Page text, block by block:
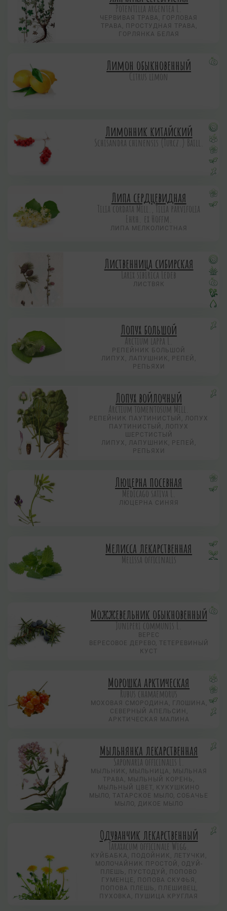
Potentilla argentea L.
ЧЕРВИВАЯ ТРАВА, ГОРЛОВАЯ
ТРАВА, ПРОСТУДНАЯ ТРАВА,
ГОРЛЯНКА БЕЛАЯ
Лимон обыкновенный
Citrus limon
Лимонник китайский
Schisandra chinensis (Turcz.) Baill.
Липа сердцевидная
Tilia cordata Mill., Tilia parvifolia
Ehrh. ex Hoffm.
ЛИПА МЕЛКОЛИСТНАЯ
Лиственница сибирская
Larix sibirica Ledeb
ЛИСТВЯК
Лопух большой
Arctium lappa L.
РЕПЕЙНИК БОЛЬШОЙ
ЛИПУХ, ЛАПУШНИК, РЕПЕЙ,
РЕПЬЯХИ
Лопух войлочный
Arctium tomentosum Mill.
РЕПЕЙНИК ПАУТИНИСТЫЙ, ЛОПУХ
ПАУТИНИСТЫЙ, ЛОПУХ
ШЕРСТИСТЫЙ
ЛИПУХ, ЛАПУШНИК, РЕПЕЙ,
РЕПЬЯХИ
Люцерна посевная
Medicago sativa L.
ЛЮЦЕРНА СИНЯЯ
Мелисса лекарственная
Melissa officinalis
Можжевельник обыкновенный
Juniperi communis L.
ВЕРЕС
ВЕРЕСОВОЕ ДЕРЕВО, ТЕТЕРЕВИНЫЙ
КУСТ
Морошка арктическая
Rubus chamaemorus
МОХОВАЯ СМОРОДИНА, ГЛОШИНА,
СЕВЕРНЫЙ АПЕЛЬСИН,
АРКТИЧЕСКАЯ МАЛИНА
Мыльнянка лекарственная
Saponaria officinalis L.
МЫЛЬНИК, МЫЛЬНИЦА, МЫЛЬНАЯ
ТРАВА, МЫЛЬНЫЙ КОРЕНЬ,
МЫЛЬНЫЙ ЦВЕТ, КУКУШКИНО
МЫЛО, ТАТАРСКОЕ МЫЛО, СОБАЧЬЕ
МЫЛО, ДИКОЕ МЫЛО
Одуванчик лекарственный
Taraxacum officinale Wigg.
КУЙБАБКА, ПОДОЙНИК, ЛЕТУЧКИ,
МОЛОЧАЙНИК ПРОСТОЙ, ОДУЙ-
ПЛЕШЬ, ПУСТОДУЙ, ПОПОВО
ГУМЕНЦЕ, ПОПОВА СКУФЬЯ,
ПОПОВА ПЛЕШЬ, ПЛЕШИВЕЦ,
ПУХОВКА, ПУШИЦА КРУГЛАЯ